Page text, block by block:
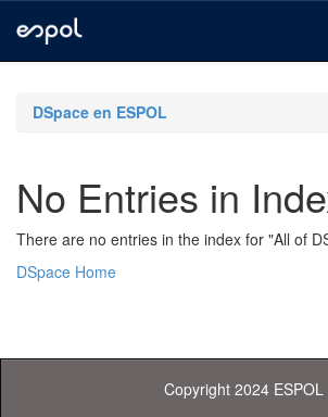
navigationDSpace en ESPOL
No Entries in
There are no entries in the index for "All of
DSpace Home
Copyright 2024 ESPOL